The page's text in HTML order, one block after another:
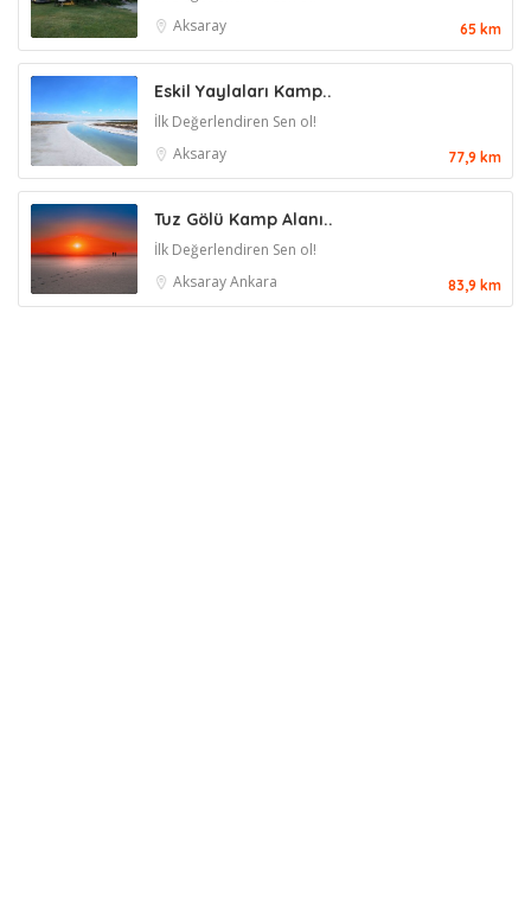
Aksaray
65 km
Eskil Yaylaları Kamp..
İlk Değerlendiren Sen ol!
Aksaray
77,9 km
Tuz Gölü Kamp Alanı..
İlk Değerlendiren Sen ol!
AksarayAnkara 83,9 km